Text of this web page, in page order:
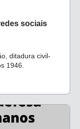
sociais
ditadura civil-
1946.